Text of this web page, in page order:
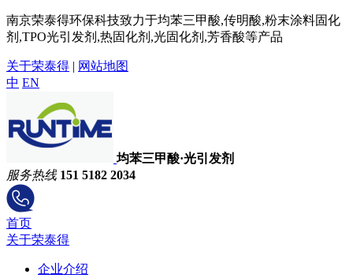
南京荣泰得环保科技致力于均苯三甲酸,传明酸,粉末涂料固化
剂,TPO光引发剂,热固化剂,光固化剂,芳香酸等产品
关于荣泰得 | 网站地图
中 EN
均苯三甲酸·光引发剂
服务热线 151 5182 2034
首页
关于荣泰得
企业介绍